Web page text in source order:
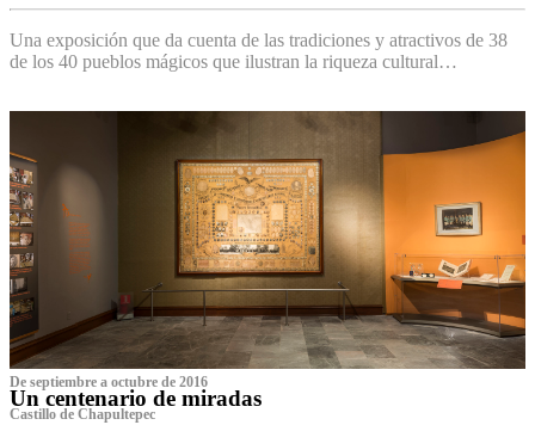
Una exposición que da cuenta de las tradiciones y atractivos de 38
de los 40 pueblos mágicos que ilustran la riqueza cultural…
De septiembre a octubre de 2016
Un centenario de miradas
Castillo de Chapultepec